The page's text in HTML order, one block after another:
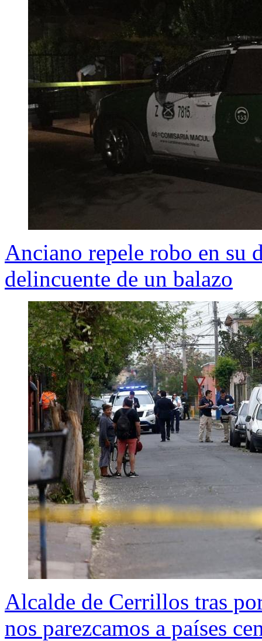
Anciano repele robo en su
delincuente de un balazo
Alcalde de Cerrillos tras
nos parezcamos a países